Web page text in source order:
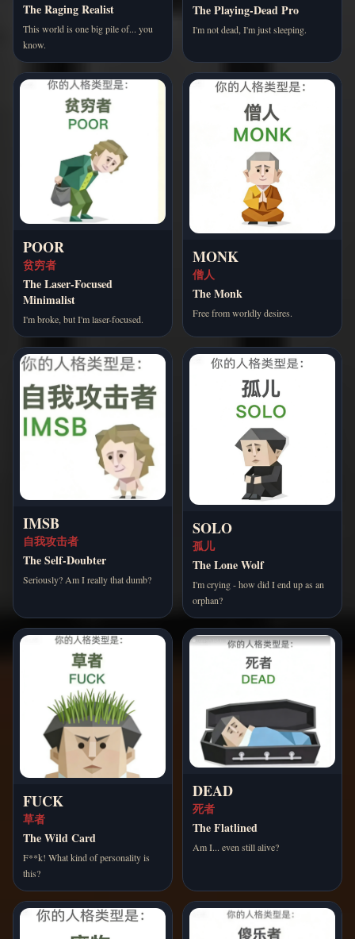
The Raging Realist
This world is one big pile of... you
know.
The Playing-Dead Pro
I'm not dead, I'm just sleeping.
POOR
贫穷者
The Laser-Focused
Minimalist
I'm broke, but I'm laser-focused.
MONK
僧人
The Monk
Free from worldly desires.
IMSB
自我攻击者
The Self-Doubter
Seriously? Am I really that dumb?
SOLO
孤儿
The Lone Wolf
I'm crying - how did I end up as an
orphan?
FUCK
草者
The Wild Card
F**k! What kind of personality is
this?
DEAD
死者
The Flatlined
Am I... even still alive?